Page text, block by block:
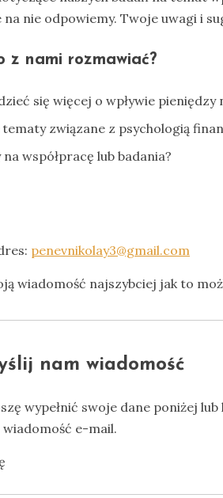
nie odpowiemy. Twoje uwagi i
z nami rozmawiać?
się więcej o wpływie pieniędzy
związane z psychologią
na współpracę lub badania?
penevnikolay3@gmail.com
wiadomość najszybciej jak to
nam wiadomość
wypełnić swoje dane poniżej lub
wiadomość e-mail.